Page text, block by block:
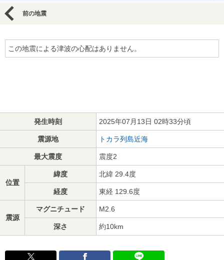
前の地震
この地震による津波の心配はありません。
発生時刻 2025年07月13日 02時33分頃
震源地 トカラ列島近海
最大震度 震度2
位置
緯度 北緯 29.4度
経度 東経 129.6度
震源
マグニチュード M2.6
深さ 約10km